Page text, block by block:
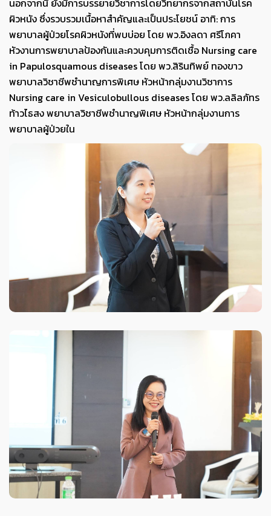
นอกจากนี้ ยังมีการบรรยายวิชาการโดยวิทยากรจากสถาบันโรค
ผิวหนัง ซึ่งรวบรวมเนื้อหาสำคัญและเป็นประโยชน์ อาทิ: การ
พยาบาลผู้ป่วยโรคผิวหนังที่พบบ่อย โดย พว.อิงลดา ศรีโภคา
หัวงานการพยาบาลป้องกันและควบคุมการติดเชื้อ Nursing care
in Papulosquamous diseases โดย พว.สิรินทิพย์ ทองขาว
พยาบาลวิชาชีพชำนาญการพิเศษ หัวหน้ากลุ่มงานวิชาการ
Nursing care in Vesiculobullous diseases โดย พว.ลลิลภัทร
ท้าวไธสง พยาบาลวิชาชีพชำนาญพิเศษ หัวหน้ากลุ่มงานการ
พยาบาลผู้ป่วยใน